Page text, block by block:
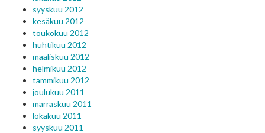
syyskuu 2012
kesäkuu 2012
toukokuu 2012
huhtikuu 2012
maaliskuu 2012
helmikuu 2012
tammikuu 2012
joulukuu 2011
marraskuu 2011
lokakuu 2011
syyskuu 2011